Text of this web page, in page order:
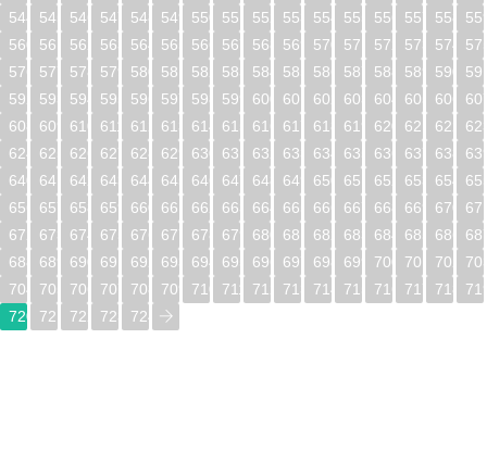
544
545 546 547 548 549 550 551 552 553 554 555 556 557 558
560
561 562 563 564 565 566 567 568 569 570 571 572 573 574
576
577 578 579 580 581 582 583 584 585 586 587 588 589 590
592
593 594 595 596 597 598 599 600 601 602 603 604 605 606
608
609 610 611 612 613 614 615 616 617 618 619 620 621 622
624
625 626 627 628 629 630 631 632 633 634 635 636 637 638
640
641 642 643 644 645 646 647 648 649 650 651 652 653 654
656
657 658 659 660 661 662 663 664 665 666 667 668 669 670
672
673 674 675 676 677 678 679 680 681 682 683 684 685 686
688
689 690 691 692 693 694 695 696 697 698 699 700 701 702
704
705 706 707 708 709 710 711 712 713 714 715 716 717 718
720
721 722 723 724